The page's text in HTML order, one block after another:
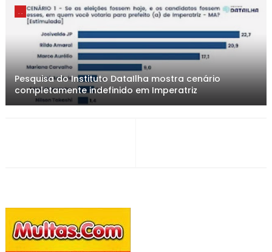
. .
Pesquisa do Instituto DataIlha mostra cenário
completamente indefinido em Imperatriz